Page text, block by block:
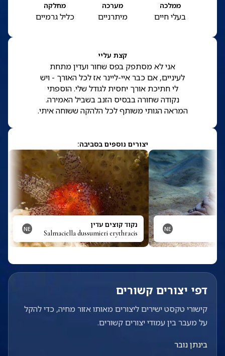
ממלכה
בעלי חיים
מערכה
מיתרניים
מחלקה
כליל גרמיים
קצת עליי
אני לא מסתפק בפס שחור ועדין מתחת
לעיניים, אם כבר איי-ליינר אז לכל האורך - ויש
לי חתיכת אורך יחסית לגודל שלי. הוספתי
נקודה שחורה בבסיס הזנב בשביל האמירה.
המראה הגותי משותף לכל הלהקה ששוחה איתי.
יצורים נוספים בסביבה:
NE נקוד קוצים עדין
Salmaciella dussumieri erythracis
NE
דפי יצורים קשורים
קישורי טקסט ישירים ליצורים מאותו אזור מחיה, כדי להקל
על מעבר בין עמודי יצורים קשורים.
בינתן נובר